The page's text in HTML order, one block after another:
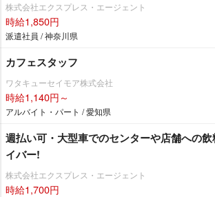
株式会社エクスプレス・エージェント
時給1,850円
派遣社員 / 神奈川県
カフェスタッフ
ワタキューセイモア株式会社
時給1,140円～
アルバイト・パート / 愛知県
週払い可・大型車でのセンターや店舗への
イバー!
株式会社エクスプレス・エージェント
時給1,700円